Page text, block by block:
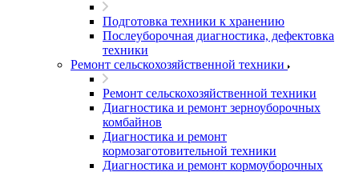
Подготовка техники к хранению
Послеуборочная диагностика, дефектовка
техники
Ремонт сельскохозяйственной техники
Ремонт сельскохозяйственной техники
Диагностика и ремонт зерноуборочных
комбайнов
Диагностика и ремонт
кормозаготовительной техники
Диагностика и ремонт кормоуборочных